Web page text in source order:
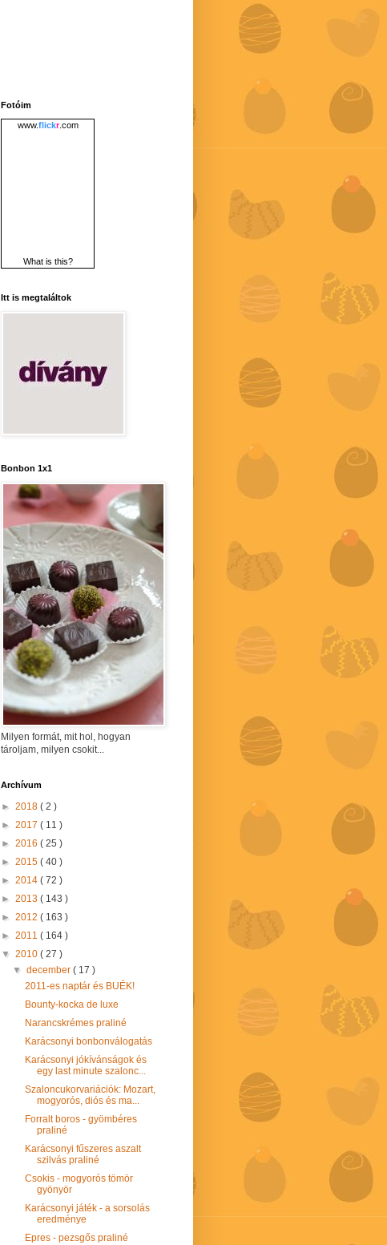
Fotóim
www.flickr.com
What is this?
Itt is megtaláltok
Bonbon 1x1
Milyen formát, mit hol, hogyan
tároljam, milyen csokit...
Archívum
► 2018 ( 2 )
► 2017 ( 11 )
► 2016 ( 25 )
► 2015 ( 40 )
► 2014 ( 72 )
► 2013 ( 143 )
► 2012 ( 163 )
► 2011 ( 164 )
▼ 2010 ( 27 )
▼december( 17 )
2011-es naptár és BUÉK!
Bounty-kocka de luxe
Narancskrémes praliné
Karácsonyi bonbonválogatás
Karácsonyi jókívánságok és
egy last minute szalonc...
Szaloncukorvariációk: Mozart,
mogyorós, diós és ma...
Forralt boros - gyömbéres
praliné
Karácsonyi fűszeres aszalt
szilvás praliné
Csokis - mogyorós tömör
gyönyör
Karácsonyi játék - a sorsolás
eredménye
Epres - pezsgős praliné